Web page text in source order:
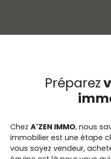
Préparez
Chez A'ZEN IMMO, nous
immobilier est une étape
vous soyez vendeur,